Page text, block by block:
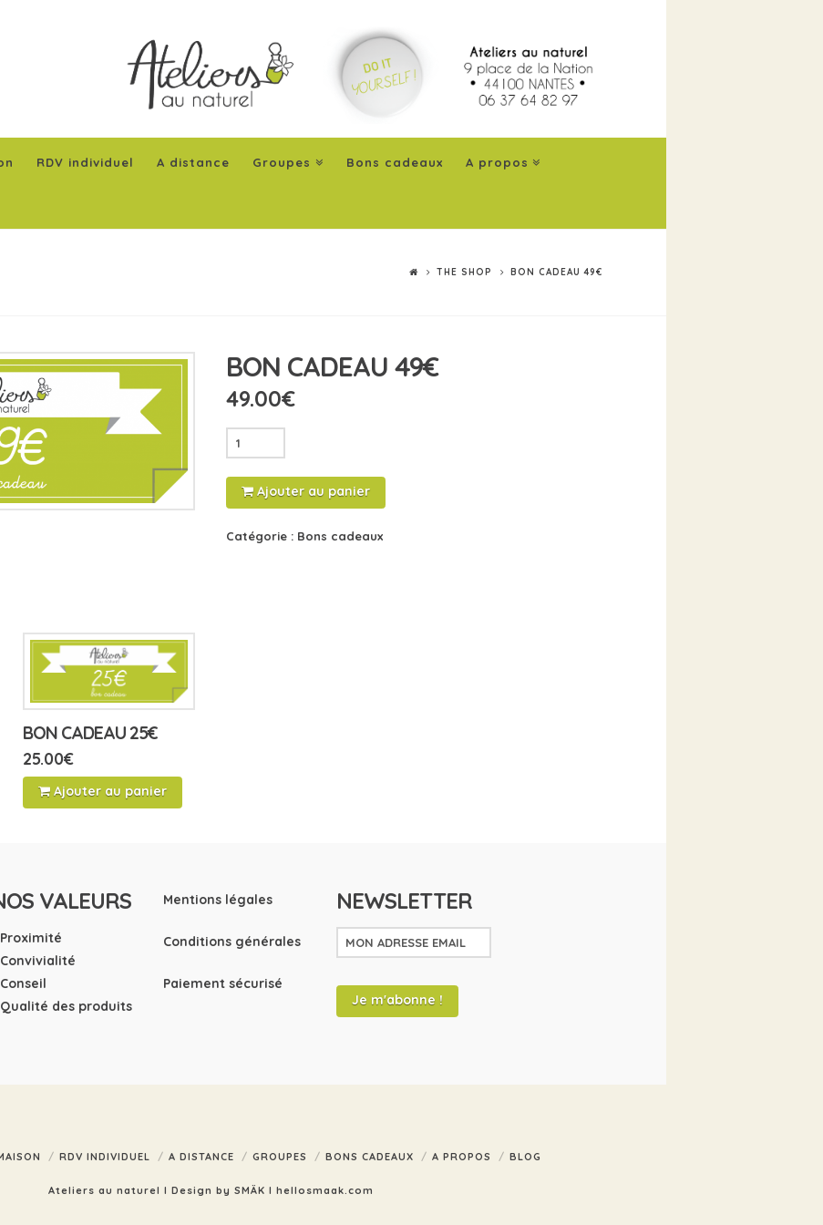
RDV individuel A distance Groupes Bons cadeaux A propos
THE SHOP BON CADEAU 49€
BON CADEAU 49€
49.00€
quantité
de
Bon
cadeau
Ajouter au panier
Catégorie : Bons cadeaux
BON CADEAU 25€
25.00€
Ajouter au panier
VALEURS
des produits
Mentions légales
Conditions générales
Paiement sécurisé
NEWSLETTER
RDV INDIVIDUEL A DISTANCE GROUPES BONS CADEAUX A PROPOS BLOG
Ateliers au naturel I Design by SMÄK I hellosmaak.com